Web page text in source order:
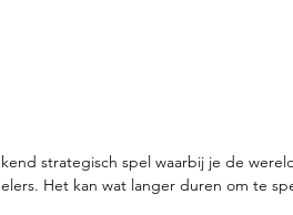
strategisch spel waarbij je de
Het kan wat langer duren om te